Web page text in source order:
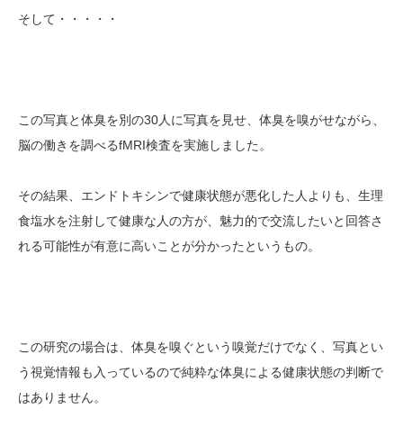
そして・・・・・
この写真と体臭を別の30人に写真を見せ、体臭を嗅がせながら、
脳の働きを調べるfMRI検査を実施しました。
その結果、エンドトキシンで健康状態が悪化した人よりも、生理
食塩水を注射して健康な人の方が、魅力的で交流したいと回答さ
れる可能性が有意に高いことが分かったというもの。
この研究の場合は、体臭を嗅ぐという嗅覚だけでなく、写真とい
う視覚情報も入っているので純粋な体臭による健康状態の判断で
はありません。